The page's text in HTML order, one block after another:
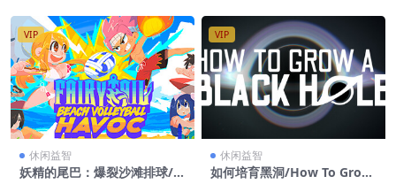
VIP
休闲益智
妖精的尾巴：爆裂沙滩排球/F
VIP
休闲益智
如何培育黑洞/How To Grow